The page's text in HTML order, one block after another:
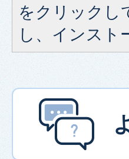
をクリックし
し、インスト